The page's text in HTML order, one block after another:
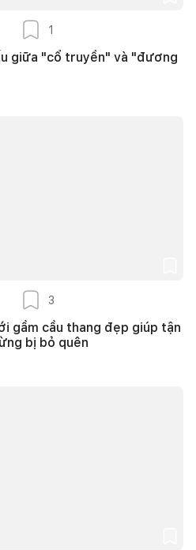
1
giữa "cổ truyền" và "đương
3
gầm cầu thang đẹp giúp tận
bị bỏ quên